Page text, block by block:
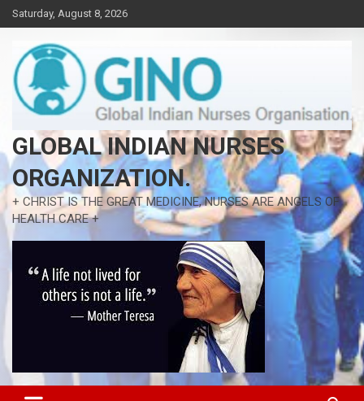
Skip
to
content
Saturday, August 8, 2026
GLOBAL INDIAN NURSES
ORGANIZATION.
+ CHRIST IS THE GREAT MEDICINE, NURSES ARE ANGELS OF
HEALTH CARE +